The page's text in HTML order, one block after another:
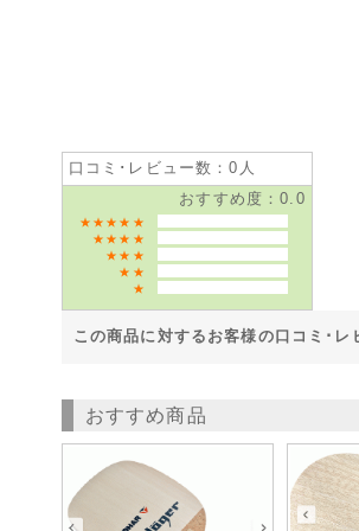
口コミ･レビュー数：0人
おすすめ度：0.0
★★★★★
★★★★
★★★
★★
★
この商品に対するお客様の口コミ･レ
おすすめ商品